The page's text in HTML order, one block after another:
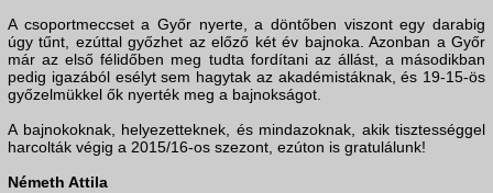
A csoportmeccset a Győr nyerte, a döntőben viszont egy darabig
úgy tűnt, ezúttal győzhet az előző két év bajnoka. Azonban a Győr
már az első félidőben meg tudta fordítani az állást, a másodikban
pedig igazából esélyt sem hagytak az akadémistáknak, és 19-15-ös
győzelmükkel ők nyerték meg a bajnokságot.
A bajnokoknak, helyezetteknek, és mindazoknak, akik tisztességgel
harcolták végig a 2015/16-os szezont, ezúton is gratulálunk!
Németh Attila